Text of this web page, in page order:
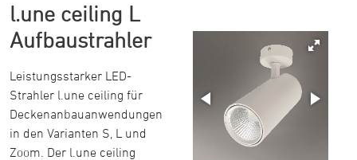
l.une ceiling L
Aufbaustrahler
Leistungsstarker LED-
Strahler l.une ceiling für
Deckenanbauanwendungen
in den Varianten S, L und
Zoom. Der l.une ceiling